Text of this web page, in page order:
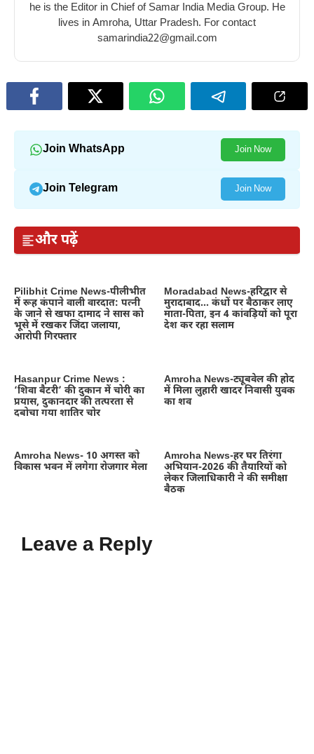
he is the Editor in Chief of Samar India Media Group. He
lives in Amroha, Uttar Pradesh. For contact
samarindia22@gmail.com
Join WhatsApp Join Now
Join Telegram Join Now
और पढ़ें
Pilibhit Crime News-पीलीभीत
में रूह कंपाने वाली वारदात: पत्नी
के जाने से खफा दामाद ने सास को
भूसे में रखकर जिंदा जलाया,
आरोपी गिरफ्तार
Moradabad News-हरिद्वार से
मुरादाबाद… कंधों पर बैठाकर लाए
माता-पिता, इन 4 कांवड़ियों को पूरा
देश कर रहा सलाम
Hasanpur Crime News :
‘शिवा बैटरी’ की दुकान में चोरी का
प्रयास, दुकानदार की तत्परता से
दबोचा गया शातिर चोर
Amroha News-ट्यूबवेल की होद
में मिला लुहारी खादर निवासी युवक
का शव
Amroha News- 10 अगस्त को
विकास भवन में लगेगा रोजगार मेला
Amroha News-हर घर तिरंगा
अभियान-2026 की तैयारियों को
लेकर जिलाधिकारी ने की समीक्षा
बैठक
Leave a Reply